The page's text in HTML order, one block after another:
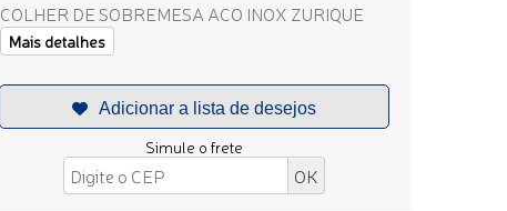
COLHER DE SOBREMESA ACO INOX ZURIQUE
Mais detalhes
Simule o frete